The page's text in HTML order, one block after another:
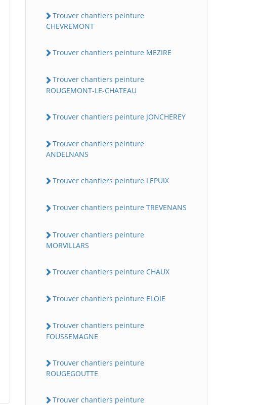
Trouver chantiers peinture
CHEVREMONT
Trouver chantiers peinture MEZIRE
Trouver chantiers peinture
ROUGEMONT-LE-CHATEAU
Trouver chantiers peinture JONCHEREY
Trouver chantiers peinture
ANDELNANS
Trouver chantiers peinture LEPUIX
Trouver chantiers peinture TREVENANS
Trouver chantiers peinture
MORVILLARS
Trouver chantiers peinture CHAUX
Trouver chantiers peinture ELOIE
Trouver chantiers peinture
FOUSSEMAGNE
Trouver chantiers peinture
ROUGEGOUTTE
Trouver chantiers peinture